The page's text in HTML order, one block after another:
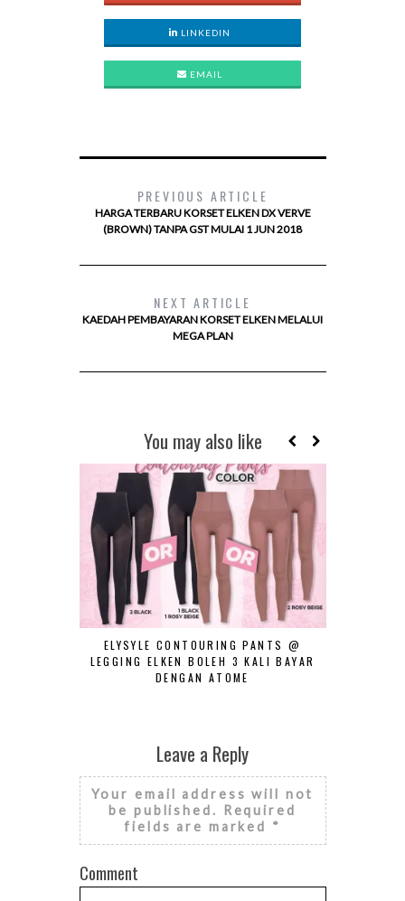
LINKEDIN
EMAIL
PREVIOUS ARTICLE
HARGA TERBARU KORSET ELKEN DX VERVE
(BROWN) TANPA GST MULAI 1 JUN 2018
NEXT ARTICLE
KAEDAH PEMBAYARAN KORSET ELKEN MELALUI
MEGA PLAN
You may also like
ELYSYLE CONTOURING PANTS @
LEGGING ELKEN BOLEH 3 KALI BAYAR
DENGAN ATOME
Leave a Reply
Your email address will not
be published.
Required
fields are marked *
Comment